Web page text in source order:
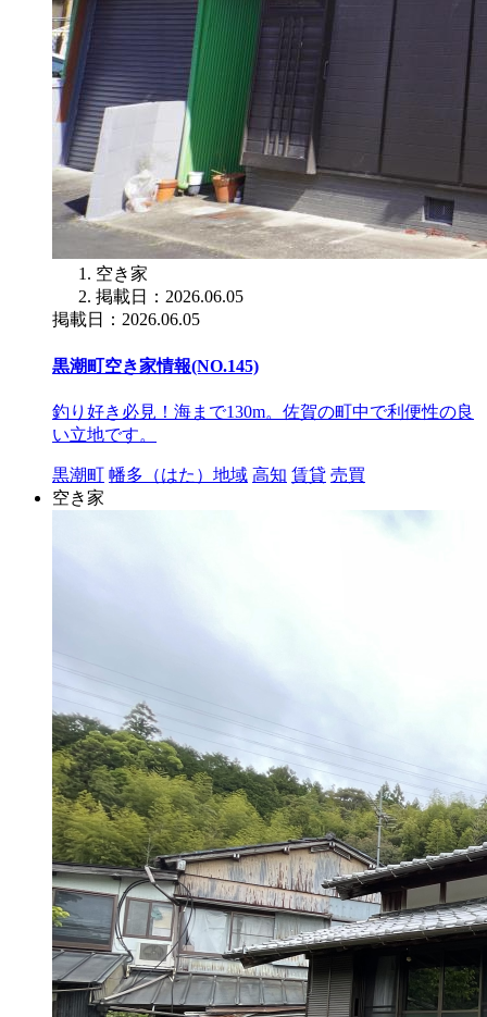
空き家
掲載日：2026.06.05
掲載日：2026.06.05
黒潮町空き家情報(NO.145)
釣り好き必見！海まで130m。佐賀の町中で利便性の良
い立地です。
黒潮町 幡多（はた）地域 高知 賃貸 売買
空き家